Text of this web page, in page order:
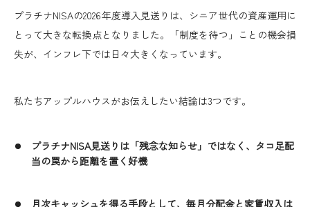
プラチナNISAの2026年度導入見送りは、シニア世代の資産運用に
とって大きな転換点となりました。「制度を待つ」ことの機会損
失が、インフレ下では日々大きくなっています。
私たちアップルハウスがお伝えしたい結論は3つです。
プラチナNISA見送りは「残念な知らせ」ではなく、タコ足配
当の罠から距離を置く好機
月次キャッシュを得る手段として、毎月分配金と家賃収入は